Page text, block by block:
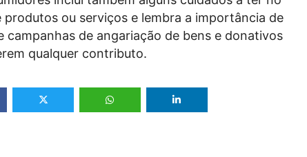
produtos ou serviços e lembra a importância de
campanhas de angariação de bens e donativos
qualquer contributo.